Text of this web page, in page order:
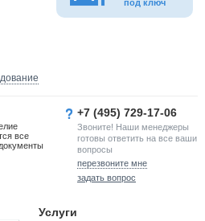
под ключ
все
+7 (495) 729-17-06
Звоните! Наши менеджеры
готовы ответить на все ваши
вопросы
перезвоните мне
задать вопрос
Услуги